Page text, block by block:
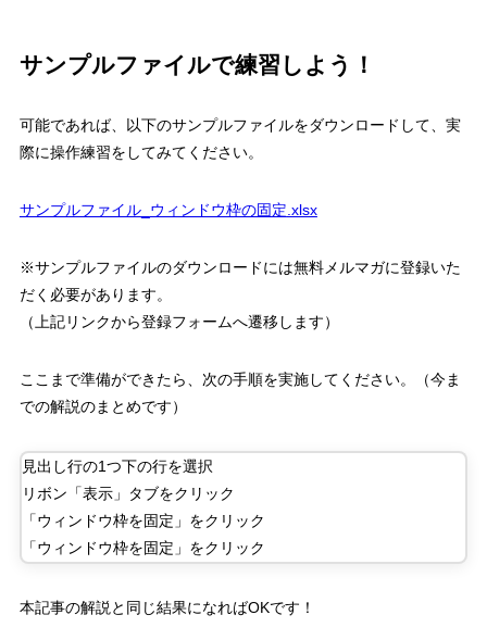
サンプルファイルで練習しよう！
可能であれば、以下のサンプルファイルをダウンロードして、実
際に操作練習をしてみてください。
サンプルファイル_ ウィンドウ枠の固定 .xlsx
※サンプルファイルのダウンロードには無料メルマガに登録いた
だく必要があります。
（上記リンクから登録フォームへ遷移します）
ここまで準備ができたら、次の手順を実施してください。（今ま
での解説のまとめです）
見出し行の1つ下の行を選択
リボン「表示」タブをクリック
「ウィンドウ枠を固定」をクリック
「ウィンドウ枠を固定」をクリック
本記事の解説と同じ結果になればOKです！